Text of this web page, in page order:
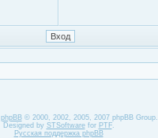
phpBB© 2000, 2002, 2005, 2007 phpBB Group.
Designed by STSoftwarefor PTF.
Русская поддержка phpBB